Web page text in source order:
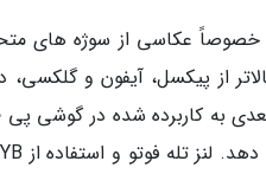
عکاسی از سوژه های
ثبت عکس، بالاتر از پیکسل، آیفون و